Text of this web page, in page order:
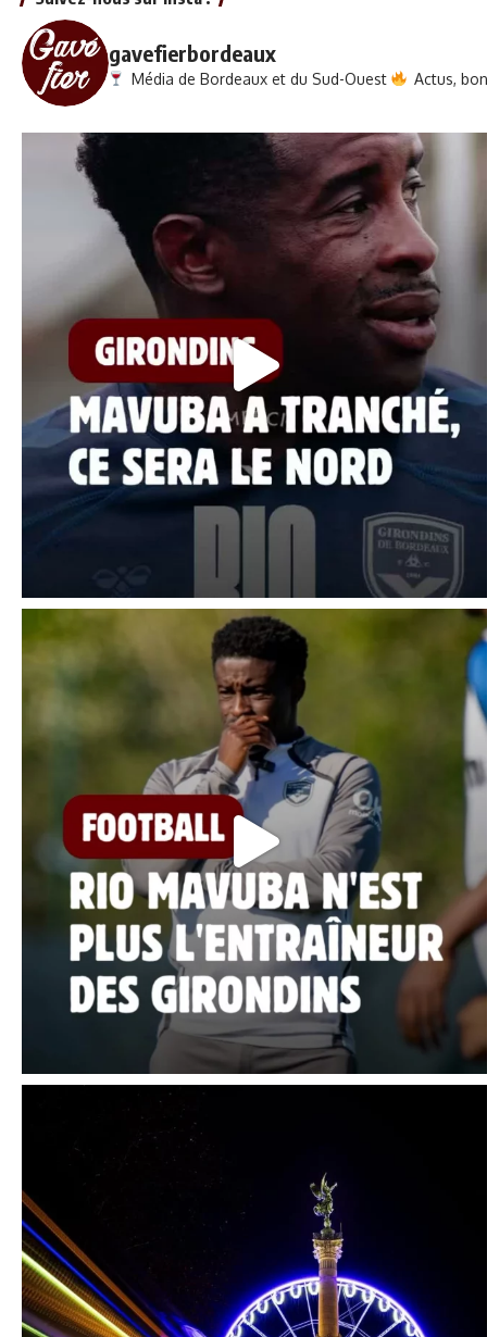
gavefierbordeaux
Média de Bordeaux et du Sud-Ouest Actus,